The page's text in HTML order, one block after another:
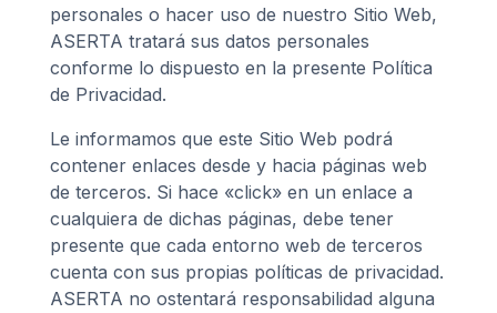
personales o hacer uso de nuestro Sitio Web,
ASERTA tratará sus datos personales
conforme lo dispuesto en la presente Política
de Privacidad.
Le informamos que este Sitio Web podrá
contener enlaces desde y hacia páginas web
de terceros. Si hace «click» en un enlace a
cualquiera de dichas páginas, debe tener
presente que cada entorno web de terceros
cuenta con sus propias políticas de privacidad.
ASERTA no ostentará responsabilidad alguna